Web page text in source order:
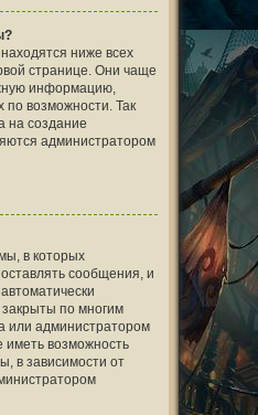
ниже всех
странице. Они чаще
информацию,
по возможности. Так
на создание
администратором
в которых
сообщения, и
по многим
или администратором
возможность
в зависимости от